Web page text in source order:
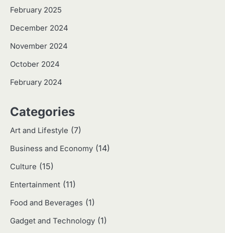
February 2025
December 2024
November 2024
October 2024
February 2024
Categories
Art and Lifestyle (7)
Business and Economy (14)
Culture (15)
Entertainment (11)
Food and Beverages (1)
Gadget and Technology (1)
2
Harga Emas Hari Ini: Panduan untuk
Eco Contributor
4
Jasa Menulis: Peluang Bisnis Kreatif
di Era Digital
Eco Contributor